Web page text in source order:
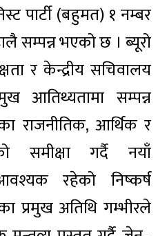
पार्टी (बहुमत) १ नम्बर
सम्पन्न भएको छ । ब्यूरो
र केन्द्रीय सचिवालय
आतिथ्यतामा सम्पन्न
आर्थिक र
समीक्षा गर्दै नयाँ
रहेको निष्कर्ष
प्रमुख अतिथि गम्भीरले